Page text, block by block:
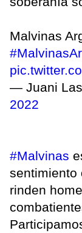
Malvinas
— Juani
2022
#Malvinas
sentimiento
rinden